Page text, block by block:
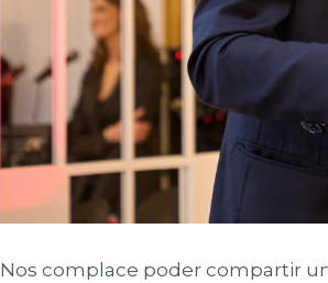
Nos complace poder compartir